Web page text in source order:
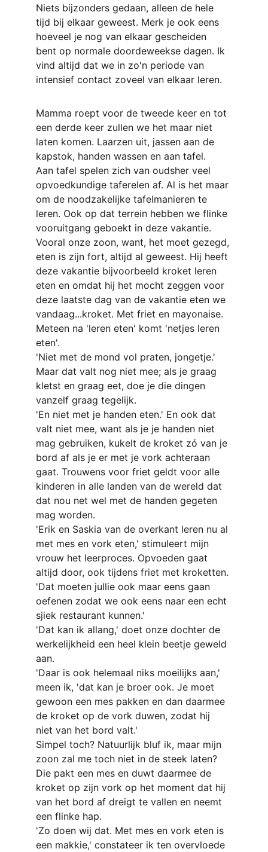
Niets bijzonders gedaan, alleen de hele
tijd bij elkaar geweest. Merk je ook eens
hoeveel je nog van elkaar gescheiden
bent op normale doordeweekse dagen. Ik
vind altijd dat we in zo'n periode van
intensief contact zoveel van elkaar leren.
Mamma roept voor de tweede keer en tot
een derde keer zullen we het maar niet
laten komen. Laarzen uit, jassen aan de
kapstok, handen wassen en aan tafel.
Aan tafel spelen zich van oudsher veel
opvoedkundige taferelen af. Al is het maar
om de noodzakelijke tafelmanieren te
leren. Ook op dat terrein hebben we flinke
vooruitgang geboekt in deze vakantie.
Vooral onze zoon, want, het moet gezegd,
eten is zijn fort, altijd al geweest. Hij heeft
deze vakantie bijvoorbeeld kroket leren
eten en omdat hij het mocht zeggen voor
deze laatste dag van de vakantie eten we
vandaag...kroket. Met friet en mayonaise.
Meteen na 'leren eten' komt 'netjes leren
eten'.
'Niet met de mond vol praten, jongetje.'
Maar dat valt nog niet mee; als je graag
kletst en graag eet, doe je die dingen
vanzelf graag tegelijk.
'En niet met je handen eten.' En ook dat
valt niet mee, want als je je handen niet
mag gebruiken, kukelt de kroket zó van je
bord af als je er met je vork achteraan
gaat. Trouwens voor friet geldt voor alle
kinderen in alle landen van de wereld dat
dat nou net wel met de handen gegeten
mag worden.
'Erik en Saskia van de overkant leren nu al
met mes en vork eten,' stimuleert mijn
vrouw het leerproces. Opvoeden gaat
altijd door, ook tijdens friet met kroketten.
'Dat moeten jullie ook maar eens gaan
oefenen zodat we ook eens naar een echt
sjiek restaurant kunnen.'
'Dat kan ik allang,' doet onze dochter de
werkelijkheid een heel klein beetje geweld
aan.
'Daar is ook helemaal niks moeilijks aan,'
meen ik, 'dat kan je broer ook. Je moet
gewoon een mes pakken en dan daarmee
de kroket op de vork duwen, zodat hij
niet van het bord valt.'
Simpel toch? Natuurlijk bluf ik, maar mijn
zoon zal me toch niet in de steek laten?
Die pakt een mes en duwt daarmee de
kroket op zijn vork op het moment dat hij
van het bord af dreigt te vallen en neemt
een flinke hap.
'Zo doen wij dat. Met mes en vork eten is
een makkie,' constateer ik ten overvloede